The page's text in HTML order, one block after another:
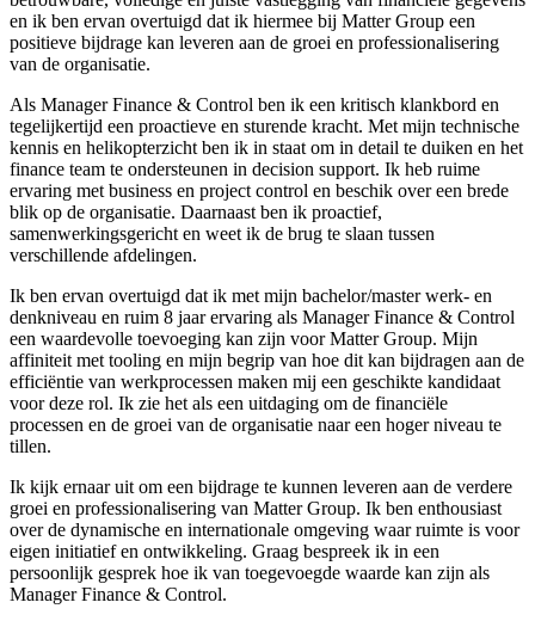
en ik ben ervan overtuigd dat ik hiermee bij Matter Group een
positieve bijdrage kan leveren aan de groei en professionalisering
van de organisatie.
Als Manager Finance & Control ben ik een kritisch klankbord en
tegelijkertijd een proactieve en sturende kracht. Met mijn technische
kennis en helikopterzicht ben ik in staat om in detail te duiken en het
finance team te ondersteunen in decision support. Ik heb ruime
ervaring met business en project control en beschik over een brede
blik op de organisatie. Daarnaast ben ik proactief,
samenwerkingsgericht en weet ik de brug te slaan tussen
verschillende afdelingen.
Ik ben ervan overtuigd dat ik met mijn bachelor/master werk- en
denkniveau en ruim 8 jaar ervaring als Manager Finance & Control
een waardevolle toevoeging kan zijn voor Matter Group. Mijn
affiniteit met tooling en mijn begrip van hoe dit kan bijdragen aan de
efficiëntie van werkprocessen maken mij een geschikte kandidaat
voor deze rol. Ik zie het als een uitdaging om de financiële
processen en de groei van de organisatie naar een hoger niveau te
tillen.
Ik kijk ernaar uit om een bijdrage te kunnen leveren aan de verdere
groei en professionalisering van Matter Group. Ik ben enthousiast
over de dynamische en internationale omgeving waar ruimte is voor
eigen initiatief en ontwikkeling. Graag bespreek ik in een
persoonlijk gesprek hoe ik van toegevoegde waarde kan zijn als
Manager Finance & Control.